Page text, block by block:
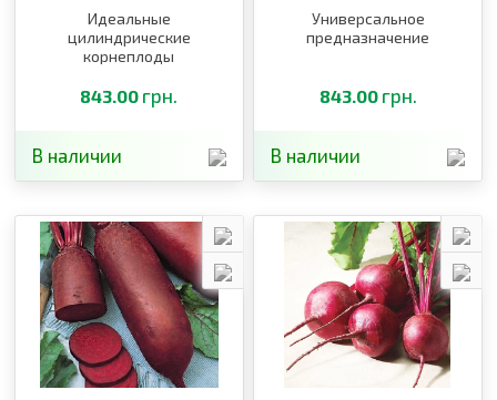
Идеальные
цилиндрические
корнеплоды
843.00 грн.
В наличии
Универсальное
предназначение
843.00 грн.
В наличии